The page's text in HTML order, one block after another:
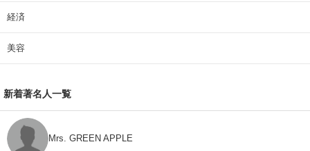
経済
美容
新着著名人一覧
Mrs. GREEN APPLE